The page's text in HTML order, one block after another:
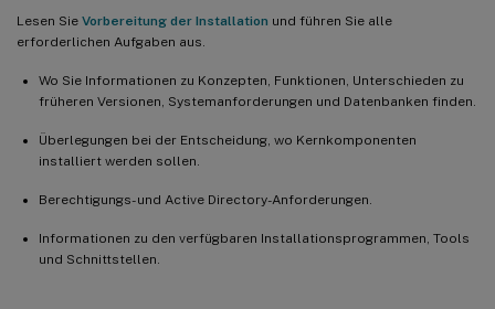
Lesen Sie Vorbereitung der Installation und führen Sie alle
erforderlichen Aufgaben aus.
Wo Sie Informationen zu Konzepten, Funktionen, Unterschieden zu
früheren Versionen, Systemanforderungen und Datenbanken finden.
Überlegungen bei der Entscheidung, wo Kernkomponenten
installiert werden sollen.
Berechtigungs- und Active Directory-Anforderungen.
Informationen zu den verfügbaren Installationsprogrammen, Tools
und Schnittstellen.